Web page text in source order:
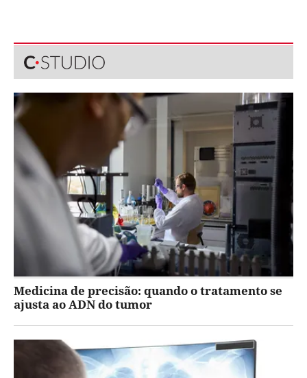
Medicina de precisão: quando o tratamento se
ajusta ao ADN do tumor